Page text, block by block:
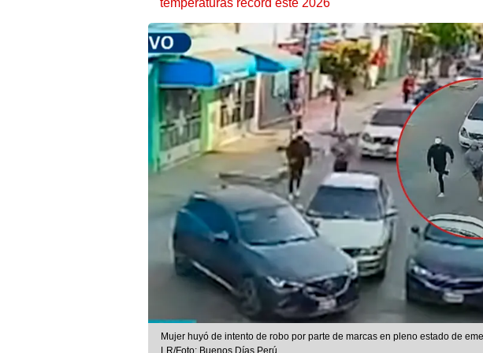
Mujer huyó de intento de robo por parte de marcas en pleno estado de